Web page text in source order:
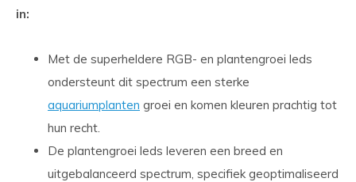
in:
Met de superheldere RGB- en plantengroei leds
ondersteunt dit spectrum een sterke
aquariumplanten groei en komen kleuren prachtig tot
hun recht.
De plantengroei leds leveren een breed en
uitgebalanceerd spectrum, specifiek geoptimaliseerd